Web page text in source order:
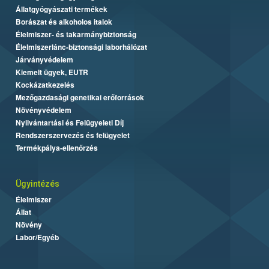
Állatgyógyászati termékek
Borászat és alkoholos italok
Élelmiszer- és takarmánybiztonság
Élelmiszerlánc-biztonsági laborhálózat
Járványvédelem
Kiemelt ügyek, EUTR
Kockázatkezelés
Mezőgazdasági genetikai erőforrások
Növényvédelem
Nyilvántartási és Felügyeleti Díj
Rendszerszervezés és felügyelet
Termékpálya-ellenőrzés
Ügyintézés
Élelmiszer
Állat
Növény
Labor/Egyéb